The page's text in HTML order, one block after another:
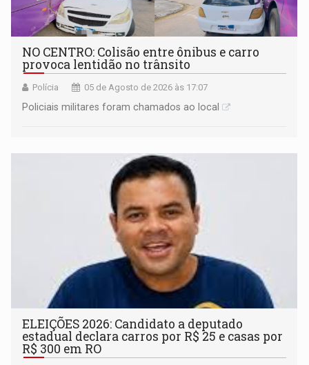
NO CENTRO: Colisão entre ônibus e carro
provoca lentidão no trânsito
Polícia 05 de Agosto de 2026 às 17:07
Policiais militares foram chamados ao local
ELEIÇÕES 2026: Candidato a deputado
estadual declara carros por R$ 25 e casas por
R$ 300 em RO